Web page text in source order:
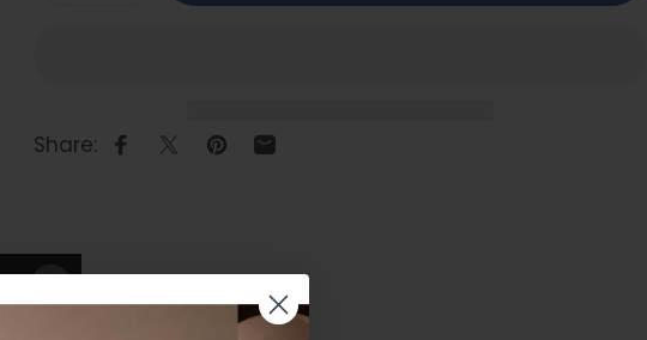
Share: Μοιραστείτε το στο Facebook
Κοινοποίηση στο X
Καρφιτσώστε στο Pinterest
Κοινή χρήση μέσω email